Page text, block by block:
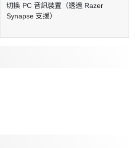
切換 PC 音訊裝置（透過 Razer
Synapse 支援）